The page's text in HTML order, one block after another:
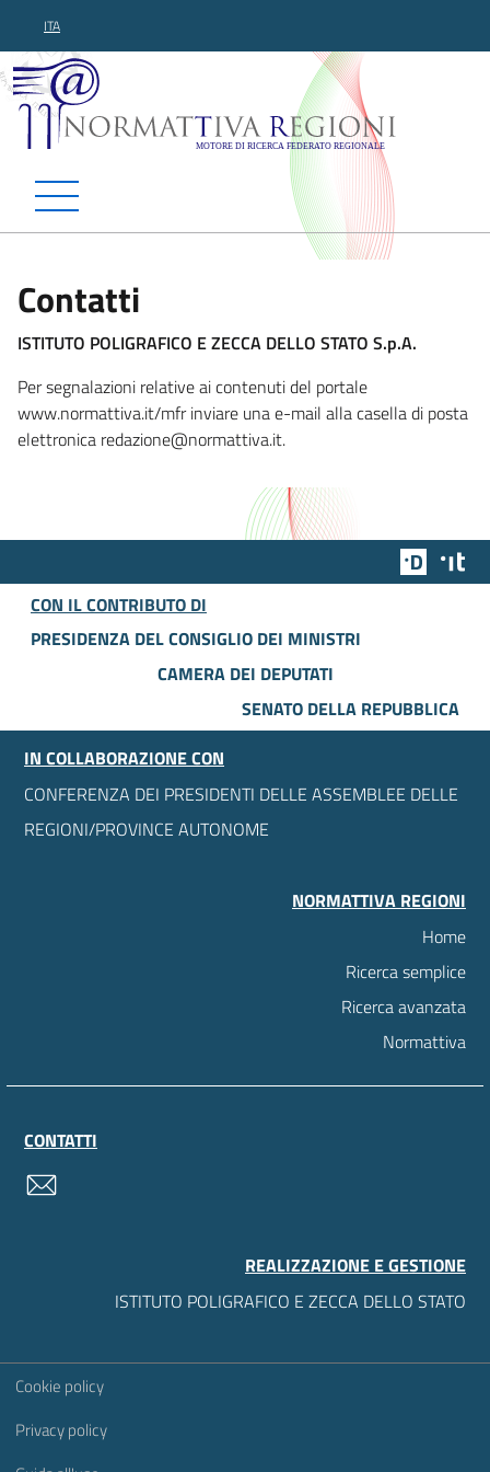
ITA
Normattiva Regioni -
Contatti
ISTITUTO POLIGRAFICO E ZECCA DELLO STATO S.p.A.
Per segnalazioni relative ai contenuti del portale
www.normattiva.it/mfr inviare una e-mail alla casella di posta
elettronica redazione@normattiva.it.
Team
CON IL CONTRIBUTO DI
PRESIDENZA DEL CONSIGLIO DEI MINISTRI
CAMERA DEI DEPUTATI
SENATO DELLA REPUBBLICA
IN COLLABORAZIONE CON
CONFERENZA DEI PRESIDENTI DELLE ASSEMBLEE DELLE
REGIONI/PROVINCE AUTONOME
NORMATTIVA REGIONI
Home
Ricerca semplice
Ricerca avanzata
Normattiva
CONTATTI
REALIZZAZIONE E GESTIONE
ISTITUTO POLIGRAFICO E ZECCA DELLO STATO
Sezione Link Utili
Cookie policy
Privacy policy